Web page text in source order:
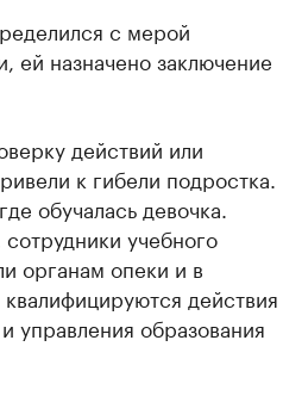
с мерой
ей назначено заключение
действий или
к гибели подростка.
обучалась девочка.
учебного
органам опеки и в
действия
управления образования